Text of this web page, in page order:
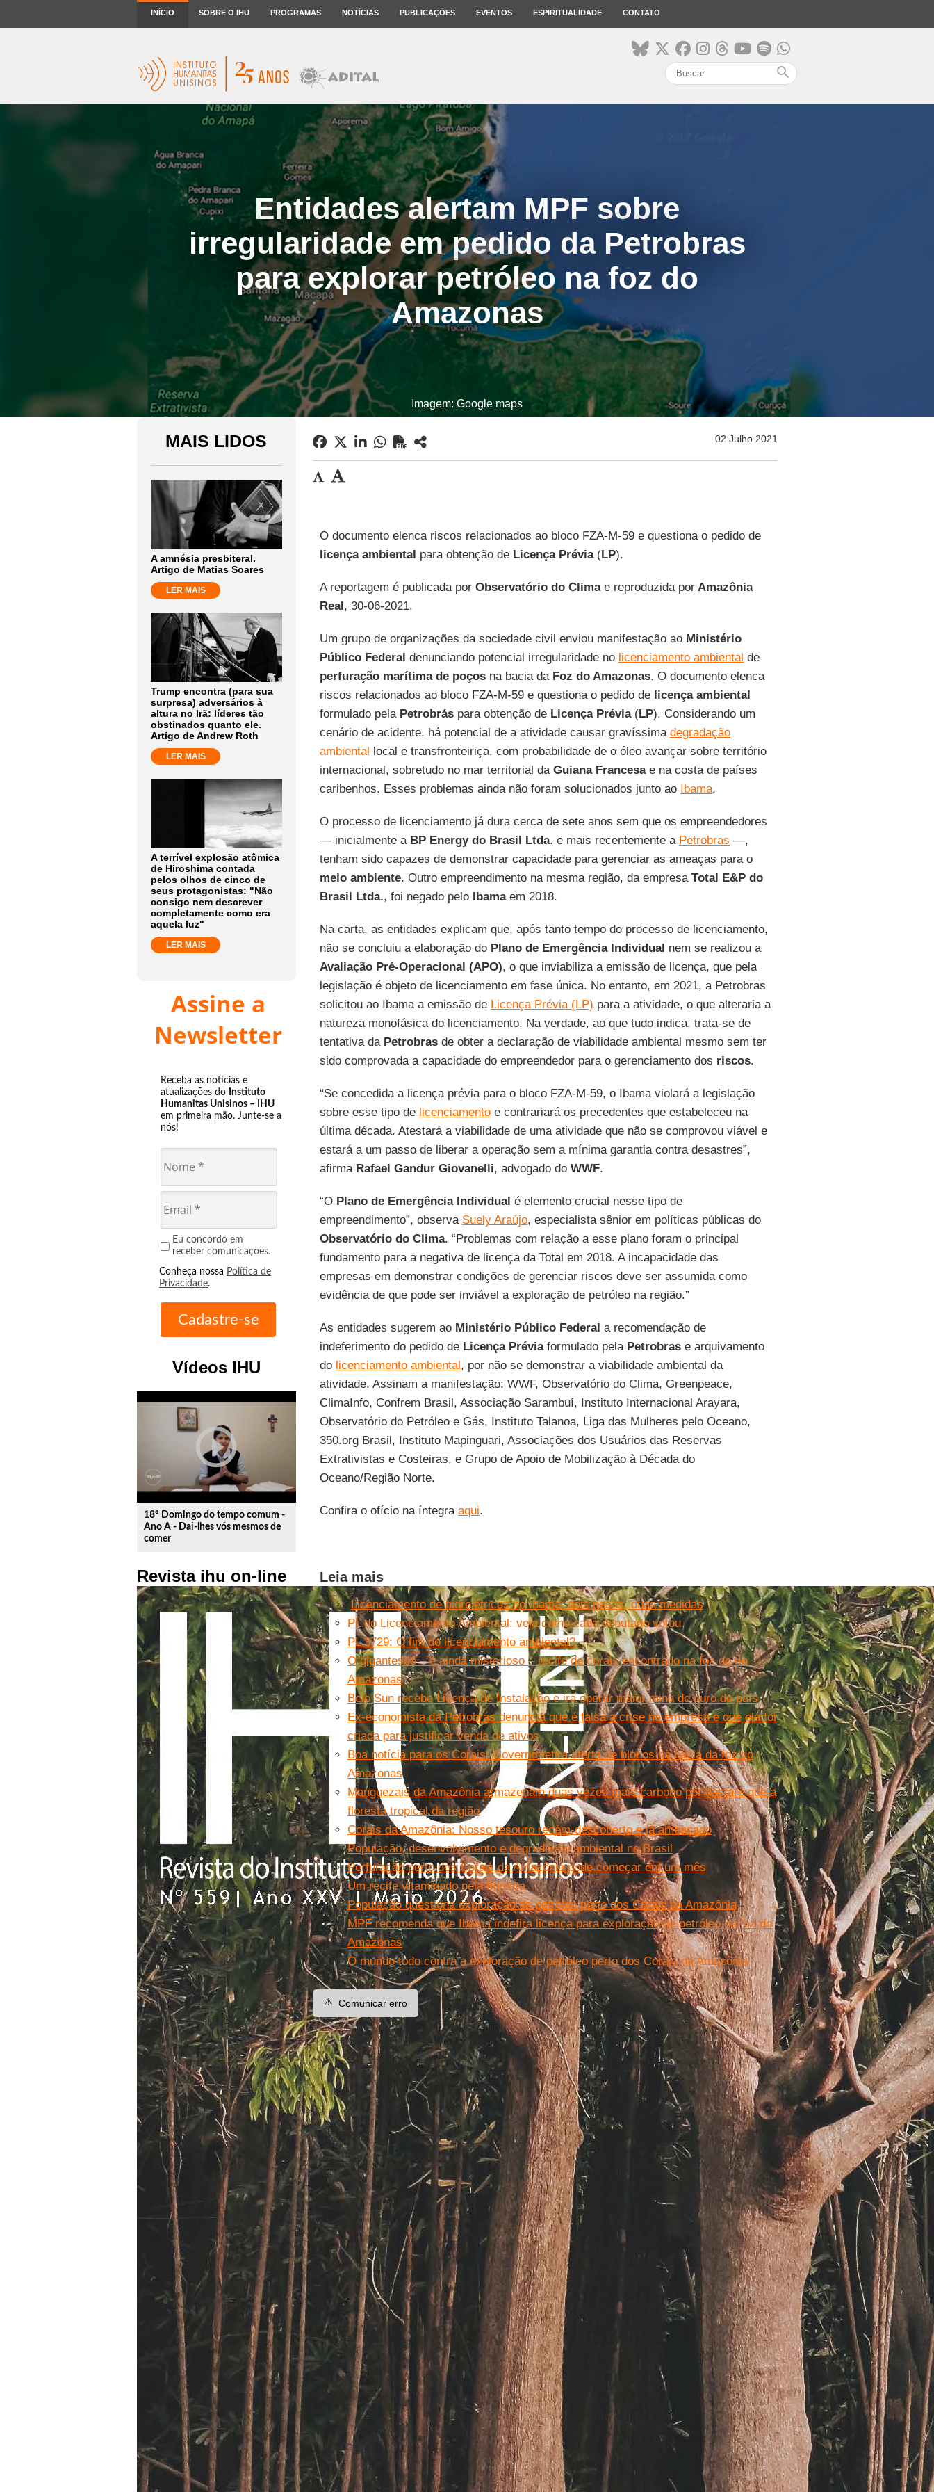
INÍCIO SOBRE O IHU PROGRAMAS NOTÍCIAS PUBLICAÇÕES EVENTOS ESPIRITUALIDADE CONTATO
search
Entidades alertam MPF sobre
irregularidade em pedido da Petrobras
para explorar petróleo na foz do
Amazonas
Imagem: Google maps
MAIS LIDOS
A amnésia presbiteral.
Artigo de Matias Soares
LER MAIS
Trump encontra (para sua
surpresa) adversários à
altura no Irã: líderes tão
obstinados quanto ele.
Artigo de Andrew Roth
LER MAIS
A terrível explosão atômica
de Hiroshima contada
pelos olhos de cinco de
seus protagonistas: "Não
consigo nem descrever
completamente como era
aquela luz"
LER MAIS
Assine a
Newsletter
Receba as notícias e
atualizações do Instituto
Humanitas Unisinos – IHU
em primeira mão. Junte-se a
nós!
Eu concordo em
receber comunicações.
Conheça nossa Política de
Privacidade.
Vídeos IHU
play_circle_outline
18º Domingo do tempo comum -
Ano A - Dai-lhes vós mesmos de
comer
Revista ihu on-line
02 Julho 2021
O documento elenca riscos relacionados ao bloco FZA-M-59 e questiona o pedido de
licença ambiental para obtenção deLicença Prévia (LP).
A reportagem é publicada por Observatório do Climae reproduzida porAmazônia
Real, 30-06-2021.
Um grupo de organizações da sociedade civil enviou manifestação ao Ministério
Público Federal denunciando potencial irregularidade no licenciamento ambiental de
perfuração marítima de poçosna bacia da Foz do Amazonas. O documento elenca
riscos relacionados ao bloco FZA-M-59 e questiona o pedido de licença ambiental
formulado pela Petrobráspara obtenção de Licença Prévia(LP). Considerando um
cenário de acidente, há potencial de a atividade causar gravíssima degradação
ambiental local e transfronteiriça, com probabilidade de o óleo avançar sobre território
internacional, sobretudo no mar territorial da Guiana Francesae na costa de países
caribenhos. Esses problemas ainda não foram solucionados junto ao Ibama.
O processo de licenciamento já dura cerca de sete anos sem que os empreendedores
— inicialmente a BP Energy do Brasil Ltda. e mais recentemente a Petrobras —,
tenham sido capazes de demonstrar capacidade para gerenciar as ameaças para o
meio ambiente. Outro empreendimento na mesma região, da empresa Total E&P do
Brasil Ltda., foi negado pelo Ibamaem 2018.
Na carta, as entidades explicam que, após tanto tempo do processo de licenciamento,
não se concluiu a elaboração do Plano de Emergência Individual nem se realizou a
Avaliação Pré-Operacional (APO), o que inviabiliza a emissão de licença, que pela
legislação é objeto de licenciamento em fase única. No entanto, em 2021, a Petrobras
solicitou ao Ibama a emissão de Licença Prévia (LP) para a atividade, o que alteraria a
natureza monofásica do licenciamento. Na verdade, ao que tudo indica, trata-se de
tentativa da Petrobrasde obter a declaração de viabilidade ambiental mesmo sem ter
sido comprovada a capacidade do empreendedor para o gerenciamento dos riscos.
“Se concedida a licença prévia para o bloco FZA-M-59, o Ibama violará a legislação
sobre esse tipo de licenciamentoe contrariará os precedentes que estabeleceu na
última década. Atestará a viabilidade de uma atividade que não se comprovou viável e
estará a um passo de liberar a operação sem a mínima garantia contra desastres”,
afirma Rafael Gandur Giovanelli, advogado do WWF.
“O Plano de Emergência Individual é elemento crucial nesse tipo de
empreendimento”, observa Suely Araújo, especialista sênior em políticas públicas do
Observatório do Clima. “Problemas com relação a esse plano foram o principal
fundamento para a negativa de licença da Total em 2018. A incapacidade das
empresas em demonstrar condições de gerenciar riscos deve ser assumida como
evidência de que pode ser inviável a exploração de petróleo na região.”
As entidades sugerem aoMinistério Público Federal a recomendação de
indeferimento do pedido de Licença Préviaformulado pela Petrobrase arquivamento
do licenciamento ambiental, por não se demonstrar a viabilidade ambiental da
atividade. Assinam a manifestação: WWF, Observatório do Clima, Greenpeace,
ClimaInfo, Confrem Brasil, Associação Sarambuí, Instituto Internacional Arayara,
Observatório do Petróleo e Gás, Instituto Talanoa, Liga das Mulheres pelo Oceano,
350.org Brasil, Instituto Mapinguari, Associações dos Usuários das Reservas
Extrativistas e Costeiras, e Grupo de Apoio de Mobilização à Década do
Oceano/Região Norte.
Confira o ofício na íntegra aqui.
Leia mais
Licenciamento de hidrelétricas no Ibama: dois pesos, duas medidas
PL do Licenciamento Ambiental: veja como cada deputado votou
PL 3729: O fim do licenciamento ambiental?
O gigantesco – e ainda misterioso – recife de corais encontrado na foz do rio
Amazonas
Belo Sun recebe Licença de Instalação e irá operar maior mina de ouro do país
Ex-economista da Petrobrás denuncia que é falsa a crise na empresa e que ela foi
criada para justificar venda de ativos
Boa notícia para os Corais: Governo retira oferta de blocos na bacia da foz do
Amazonas
Manguezais da Amazônia armazenam duas vezes mais carbono por hectare que a
floresta tropical da região
Corais da Amazônia: Nosso tesouro recém-descoberto e já ameaçado
População, desenvolvimento e degradação ambiental no Brasil
Perfuração perto dos Corais da Amazônia pode começar em um mês
Um recife vitaminado pela floresta
População questiona exploração de petróleo perto dos Corais da Amazônia
MPF recomenda que Ibama indefira licença para exploração de petróleo na foz do
Amazonas
O mundo todo contra a exploração de petróleo perto dos Corais da Amazônia
⚠️ Comunicar erro